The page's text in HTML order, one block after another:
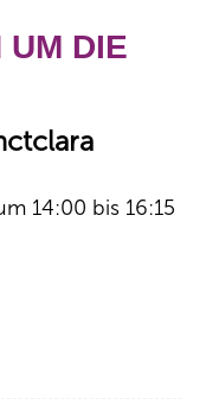
UM DIE
14:00 bis 16:15